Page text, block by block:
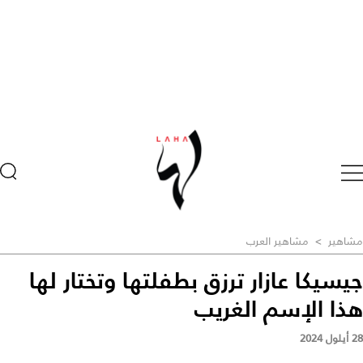
مشاهير > مشاهير العرب
جيسيكا عازار ترزق بطفلتها وتختار لها
هذا الإسم الغريب
28 أيلول 2024